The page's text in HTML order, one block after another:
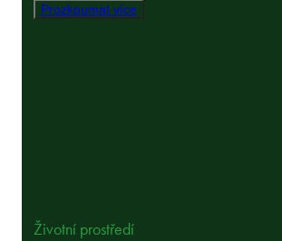
Prozkoumat více
Životní prostředí